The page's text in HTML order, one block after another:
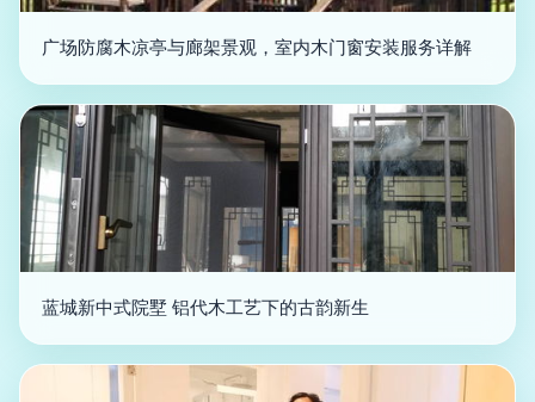
广场防腐木凉亭与廊架景观，室内木门窗安装服务详解
蓝城新中式院墅 铝代木工艺下的古韵新生